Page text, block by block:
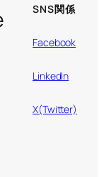
SNS関係
Facebook
LinkedIn
X(Twitter)